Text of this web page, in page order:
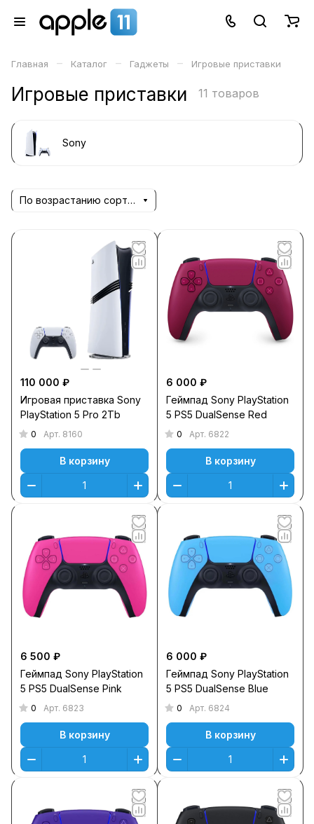
Главная – Каталог – Гаджеты – Игровые приставки
Игровые приставки 11 товаров
Sony
По возрастанию сортировки
110 000 ₽
Игровая приставка Sony
PlayStation 5 Pro 2Tb
0 Арт. 8160
В корзину
6 000 ₽
Геймпад Sony PlayStation
5 PS5 DualSense Red
0 Арт. 6822
В корзину
6 500 ₽
Геймпад Sony PlayStation
5 PS5 DualSense Pink
0 Арт. 6823
В корзину
6 000 ₽
Геймпад Sony PlayStation
5 PS5 DualSense Blue
0 Арт. 6824
В корзину